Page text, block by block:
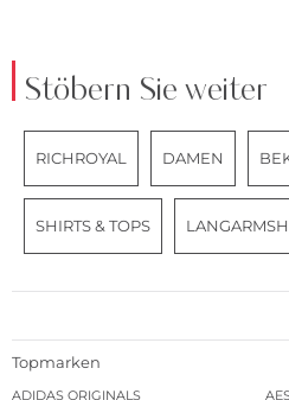
Stöbern Sie weiter
Topmarken